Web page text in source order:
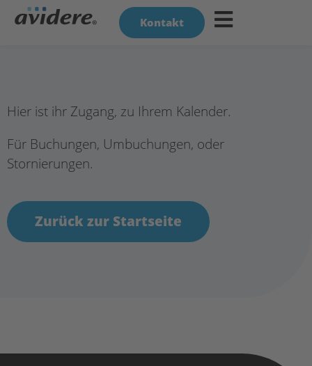
Kontakt
Hier ist ihr Zugang, zu Ihrem Kalender.
Für Buchungen, Umbuchungen, oder
Stornierungen.
Zurück zur Startseite